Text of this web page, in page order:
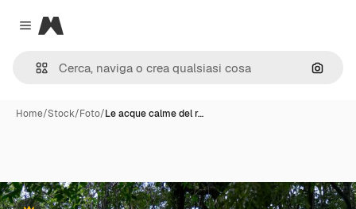
Close menu
Magnific
Cerca
Home/Stock/Foto/Le acque calme del r…